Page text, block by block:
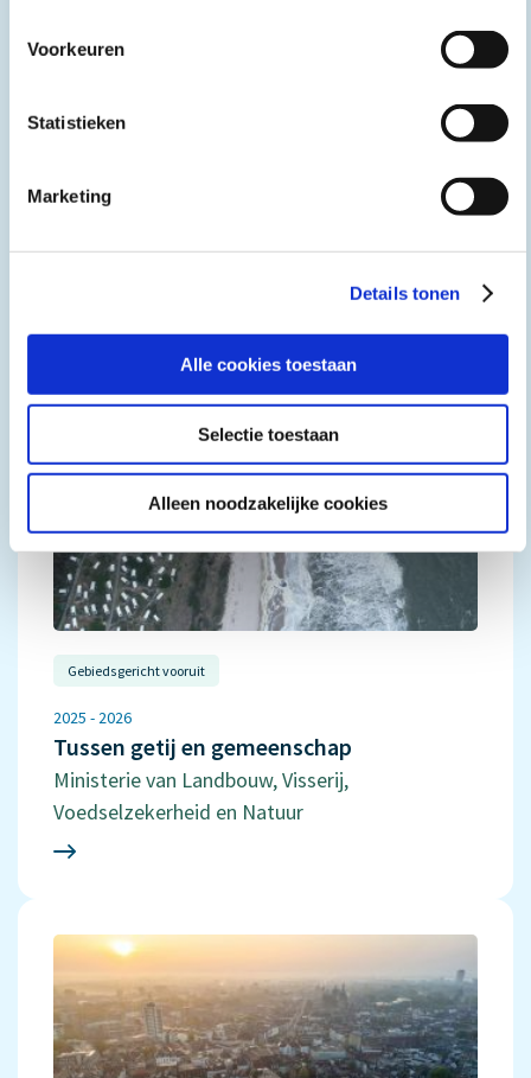
Voorkeuren
Statistieken
Marketing
Details tonen
Alle cookies toestaan
Selectie toestaan
Alleen noodzakelijke cookies
jaarlijks
voor BNG
Gebiedsgericht vooruit
2025 - 2026
Tussen getij en gemeenschap
Ministerie van Landbouw, Visserij,
Voedselzekerheid en Natuur